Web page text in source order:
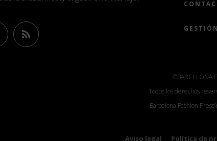
©BARCELONA
Todos los derechos
Barcelona Fashion
Aviso legal Política de